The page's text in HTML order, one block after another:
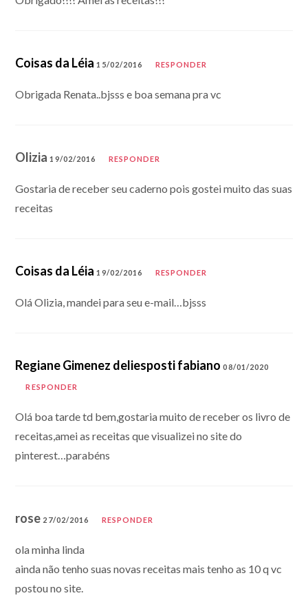
Coisas da Léia 15/02/2016 RESPONDER
Obrigada Renata..bjsss e boa semana pra vc
Olizia19/02/2016 RESPONDER
Gostaria de receber seu caderno pois gostei muito das suas
receitas
Coisas da Léia 19/02/2016 RESPONDER
Olá Olizia, mandei para seu e-mail…bjsss
Regiane Gimenez deliesposti fabiano 08/01/2020
RESPONDER
Olá boa tarde td bem,gostaria muito de receber os livro de
receitas,amei as receitas que visualizei no site do
pinterest…parabéns
rose 27/02/2016 RESPONDER
ola minha linda
ainda não tenho suas novas receitas mais tenho as 10 q vc
postou no site.